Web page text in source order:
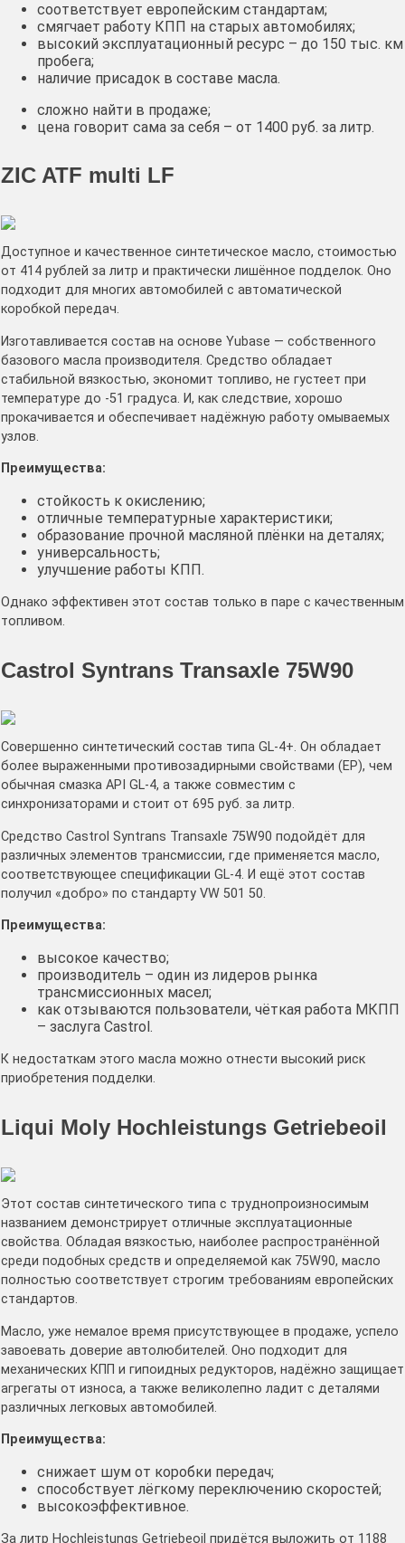
соответствует европейским стандартам;
смягчает работу КПП на старых автомобилях;
высокий эксплуатационный ресурс – до 150 тыс. км
пробега;
наличие присадок в составе масла.
сложно найти в продаже;
цена говорит сама за себя – от 1400 руб. за литр.
ZIC ATF multi LF
Доступное и качественное синтетическое масло, стоимостью
от 414 рублей за литр и практически лишённое подделок. Оно
подходит для многих автомобилей с автоматической
коробкой передач.
Изготавливается состав на основе Yubase — собственного
базового масла производителя. Средство обладает
стабильной вязкостью, экономит топливо, не густеет при
температуре до -51 градуса. И, как следствие, хорошо
прокачивается и обеспечивает надёжную работу омываемых
узлов.
Преимущества:
стойкость к окислению;
отличные температурные характеристики;
образование прочной масляной плёнки на деталях;
универсальность;
улучшение работы КПП.
Однако эффективен этот состав только в паре с качественным
топливом.
Castrol Syntrans Transaxle 75W90
Совершенно синтетический состав типа GL-4+. Он обладает
более выраженными противозадирными свойствами (EP), чем
обычная смазка API GL-4, а также совместим с
синхронизаторами и стоит от 695 руб. за литр.
Средство Castrol Syntrans Transaxle 75W90 подойдёт для
различных элементов трансмиссии, где применяется масло,
соответствующее спецификации GL-4. И ещё этот состав
получил «добро» по стандарту VW 501 50.
Преимущества:
высокое качество;
производитель – один из лидеров рынка
трансмиссионных масел;
как отзываются пользователи, чёткая работа МКПП
– заслуга Castrol.
К недостаткам этого масла можно отнести высокий риск
приобретения подделки.
Liqui Moly Hochleistungs Getriebeoil
Этот состав синтетического типа с труднопроизносимым
названием демонстрирует отличные эксплуатационные
свойства. Обладая вязкостью, наиболее распространённой
среди подобных средств и определяемой как 75W90, масло
полностью соответствует строгим требованиям европейских
стандартов.
Масло, уже немалое время присутствующее в продаже, успело
завоевать доверие автолюбителей. Оно подходит для
механических КПП и гипоидных редукторов, надёжно защищает
агрегаты от износа, а также великолепно ладит с деталями
различных легковых автомобилей.
Преимущества:
снижает шум от коробки передач;
способствует лёгкому переключению скоростей;
высокоэффективное.
За литр Hochleistungs Getriebeoil придётся выложить от 1188